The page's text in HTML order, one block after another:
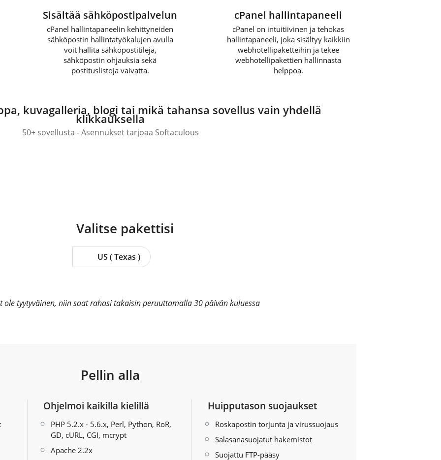
Sisältää sähköpostipalvelun
cPanel hallintapaneelin kehittyneiden
sähköpostin hallintatyökalujen avulla
voit hallita sähköpostitilejä,
sähköpostin ohjauksia sekä
postituslistoja vaivatta.
cPanel hallintapaneeli
cPanel on intuitiivinen ja tehokas
hallintapaneeli, joka sisältyy kaikkiin
webhotellipaketteihin ja tekee
webhotellipakettien hallinnasta
helppoa.
kuvagalleria, blogi tai mikä tahansa sovellus vain yhdellä
klikkauksella
50+ sovellusta - Asennukset tarjoaa Softaculous
Valitse pakettisi
US ( Texas )
ole tyytyväinen, niin saat rahasi takaisin peruuttamalla 30 päivän kuluessa
Pellin alla
Ohjelmoi kaikilla kielillä
PHP 5.2.x - 5.6.x, Perl, Python, RoR,
GD, cURL, CGI, mcrypt
Apache 2.2x
Huipputason suojaukset
Roskapostin torjunta ja virussuojaus
Salasanasuojatut hakemistot
Suojattu FTP-pääsy